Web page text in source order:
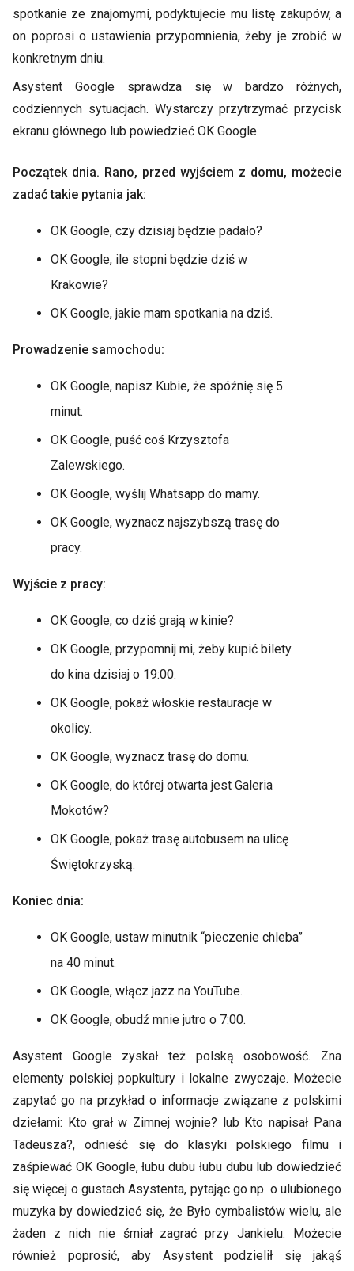
spotkanie ze znajomymi, podyktujecie mu listę zakupów, a
on poprosi o ustawienia przypomnienia, żeby je zrobić w
konkretnym dniu.
Asystent Google sprawdza się w bardzo różnych,
codziennych sytuacjach. Wystarczy przytrzymać przycisk
ekranu głównego lub powiedzieć OK Google.
Początek dnia. Rano, przed wyjściem z domu, możecie
zadać takie pytania jak:
OK Google, czy dzisiaj będzie padało?
OK Google, ile stopni będzie dziś w
Krakowie?
OK Google, jakie mam spotkania na dziś.
Prowadzenie samochodu:
OK Google, napisz Kubie, że spóźnię się 5
minut.
OK Google, puść coś Krzysztofa
Zalewskiego.
OK Google, wyślij Whatsapp do mamy.
OK Google, wyznacz najszybszą trasę do
pracy.
Wyjście z pracy:
OK Google, co dziś grają w kinie?
OK Google, przypomnij mi, żeby kupić bilety
do kina dzisiaj o 19:00.
OK Google, pokaż włoskie restauracje w
okolicy.
OK Google, wyznacz trasę do domu.
OK Google, do której otwarta jest Galeria
Mokotów?
OK Google, pokaż trasę autobusem na ulicę
Świętokrzyską.
Koniec dnia:
OK Google, ustaw minutnik “pieczenie chleba”
na 40 minut.
OK Google, włącz jazz na YouTube.
OK Google, obudź mnie jutro o 7:00.
Asystent Google zyskał też polską osobowość. Zna
elementy polskiej popkultury i lokalne zwyczaje. Możecie
zapytać go na przykład o informacje związane z polskimi
dziełami: Kto grał w Zimnej wojnie? lub Kto napisał Pana
Tadeusza?, odnieść się do klasyki polskiego filmu i
zaśpiewać OK Google, łubu dubu łubu dubu lub dowiedzieć
się więcej o gustach Asystenta, pytając go np. o ulubionego
muzyka by dowiedzieć się, że Było cymbalistów wielu, ale
żaden z nich nie śmiał zagrać przy Jankielu. Możecie
również poprosić, aby Asystent podzielił się jakąś